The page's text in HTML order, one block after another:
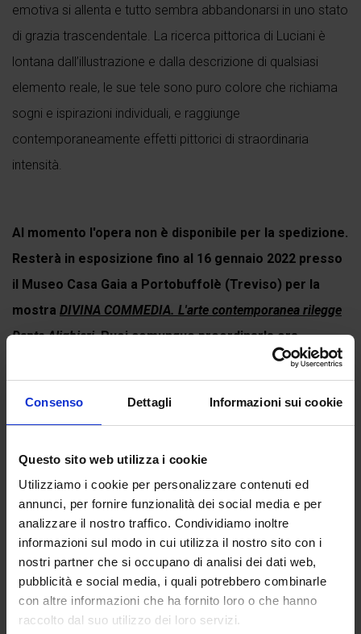
Consenso Dettagli Informazioni sui cookie
Questo sito web utilizza i cookie
Utilizziamo i cookie per personalizzare contenuti ed
annunci, per fornire funzionalità dei social media e per
analizzare il nostro traffico. Condividiamo inoltre
informazioni sul modo in cui utilizza il nostro sito con i
nostri partner che si occupano di analisi dei dati web,
pubblicità e social media, i quali potrebbero combinarle
con altre informazioni che ha fornito loro o che hanno
raccolto dal suo utilizzo dei loro servizi.
emotiva si allenta e tutto sembra abbandonarsi in uno stato
di grazia trascendentale. La ricerca pittorica di Luciani è
lontana dall’illustrazione e dalla descrizione di qualsiasi
elemento reale, le sue tele sono puro colore che richiama
sogni e ispirazioni individuali, e raggiunge
contemporaneamente effetti pittorici di straordinaria
intensità.
Al momento l'opera non è disponibile per la spedizione.
Resterà in esposizione fino al 16 gennaio 2022 presso
il Museo Casa Gaia a Portobuffolè (Treviso) per la
mostra DIVINA COMMEDIA. L'arte contemporanea rilegge
Dante Alighieri. Puoi comunque preordinarla ora.
Continua a leggere
Recensioni
Ancora non ci sono recensioni.
Recensisci per primo “Canto XXXII del Paradiso”
(Click here to login and review this product)